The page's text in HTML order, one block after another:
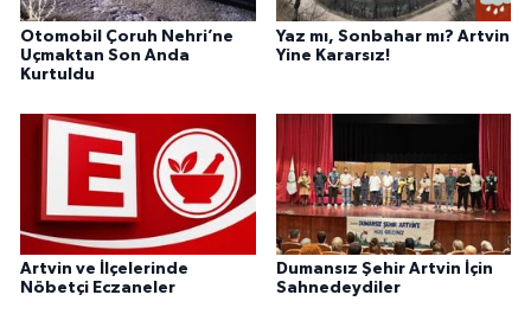
Otomobil Çoruh Nehri’ne
Uçmaktan Son Anda
Kurtuldu
Yaz mı, Sonbahar mı? Artvin
Yine Kararsız!
Artvin ve İlçelerinde
Nöbetçi Eczaneler
Dumansız Şehir Artvin İçin
Sahnedeydiler